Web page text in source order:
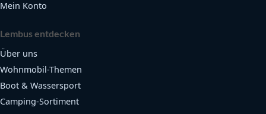
Mein Konto
Lembus entdecken
Über uns
Wohnmobil-Themen
Boot & Wassersport
Camping-Sortiment